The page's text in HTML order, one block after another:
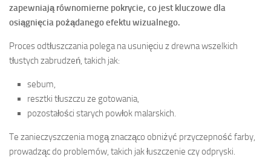
zapewniają równomierne pokrycie, co jest kluczowe dla
osiągnięcia pożądanego efektu wizualnego.
Proces odtłuszczania polega na usunięciu z drewna wszelkich
tłustych zabrudzeń, takich jak:
sebum,
resztki tłuszczu ze gotowania,
pozostałości starych powłok malarskich.
Te zanieczyszczenia mogą znacząco obniżyć przyczepność farby,
prowadząc do problemów, takich jak łuszczenie czy odpryski.